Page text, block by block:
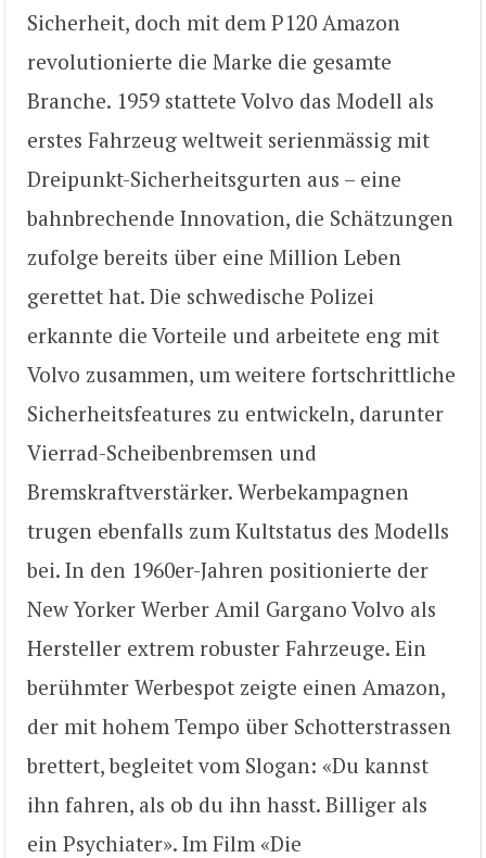
Sicherheit, doch mit dem P120 Amazon
revolutionierte die Marke die gesamte
Branche. 1959 stattete Volvo das Modell als
erstes Fahrzeug weltweit serienmässig mit
Dreipunkt-Sicherheitsgurten aus – eine
bahnbrechende Innovation, die Schätzungen
zufolge bereits über eine Million Leben
gerettet hat. Die schwedische Polizei
erkannte die Vorteile und arbeitete eng mit
Volvo zusammen, um weitere fortschrittliche
Sicherheitsfeatures zu entwickeln, darunter
Vierrad-Scheibenbremsen und
Bremskraftverstärker. Werbekampagnen
trugen ebenfalls zum Kultstatus des Modells
bei. In den 1960er-Jahren positionierte der
New Yorker Werber Amil Gargano Volvo als
Hersteller extrem robuster Fahrzeuge. Ein
berühmter Werbespot zeigte einen Amazon,
der mit hohem Tempo über Schotterstrassen
brettert, begleitet vom Slogan: «Du kannst
ihn fahren, als ob du ihn hasst. Billiger als
ein Psychiater». Im Film «Die